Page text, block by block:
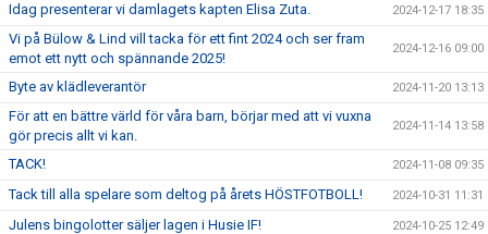
Idag presenterar vi damlagets kapten Elisa Zuta. 2024-12-17 18:35
Vi på Bülow & Lind vill tacka för ett fint 2024 och ser fram
emot ett nytt och spännande 2025!
2024-12-16 09:00
Byte av klädleverantör 2024-11-20 13:13
För att en bättre värld för våra barn, börjar med att vi vuxna
gör precis allt vi kan.
2024-11-14 13:58
TACK! 2024-11-08 09:35
Tack till alla spelare som deltog på årets HÖSTFOTBOLL! 2024-10-31 11:31
Julens bingolotter säljer lagen i Husie IF! 2024-10-25 12:49